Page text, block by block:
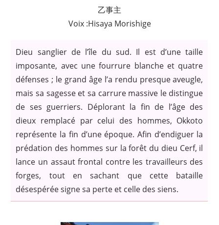
乙事主
Voix :Hisaya Morishige
Dieu sanglier de l’île du sud. Il est d’une taille
imposante, avec une fourrure blanche et quatre
défenses ; le grand âge l’a rendu presque aveugle,
mais sa sagesse et sa carrure massive le distingue
de ses guerriers. Déplorant la fin de l’âge des
dieux remplacé par celui des hommes, Okkoto
représente la fin d’une époque. Afin d’endiguer la
prédation des hommes sur la forêt du dieu Cerf, il
lance un assaut frontal contre les travailleurs des
forges, tout en sachant que cette bataille
désespérée signe sa perte et celle des siens.